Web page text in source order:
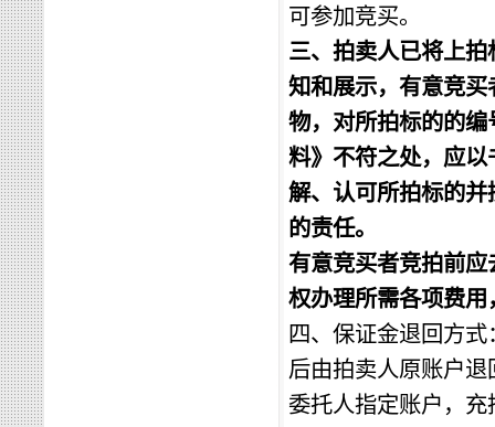
可参加竞买。
三、 拍卖人已将上拍
知和展示，有意竞
物，对所拍标的的
料》不符之处，应
解、认可所拍标的
的责任。
有意竞买者竞拍前
权办理所需各项费
四、 保证金退回方式
后由拍卖人原账户退
委托人指定账户，